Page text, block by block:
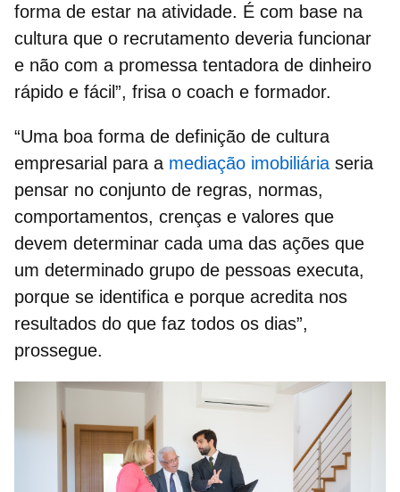
forma de estar na atividade. É com base na
cultura que o recrutamento deveria funcionar
e não com a promessa tentadora de dinheiro
rápido e fácil”, frisa o coach e formador.
“Uma boa forma de definição de cultura
empresarial para a mediação imobiliária seria
pensar no conjunto de regras, normas,
comportamentos, crenças e valores que
devem determinar cada uma das ações que
um determinado grupo de pessoas executa,
porque se identifica e porque acredita nos
resultados do que faz todos os dias”,
prossegue.